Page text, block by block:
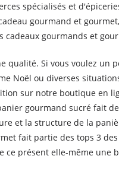
spécialisés et
gourmand et
cadeaux gourmands et
Si vous voulez un
Noël ou diverses
sur notre boutique en
gourmand sucré fait
et la structure de la
fait partie des tops 3
ce présent elle-même une